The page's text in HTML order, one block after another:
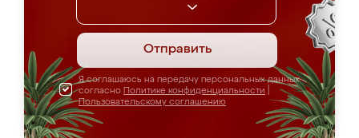
Отправить
Я соглашаюсь на передачу персональных данных
согласно Политике конфиденциальности
Пользовательскому соглашению